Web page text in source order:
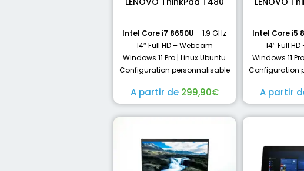
Intel Core i7 8650U – 1,9 GHz
14″ Full HD – Webcam
Windows 11 Pro | Linux Ubuntu
Configuration personnalisable
A partir de 299,90€
Intel Core i5
14″ Full
Windows 11
Configuration
A partir